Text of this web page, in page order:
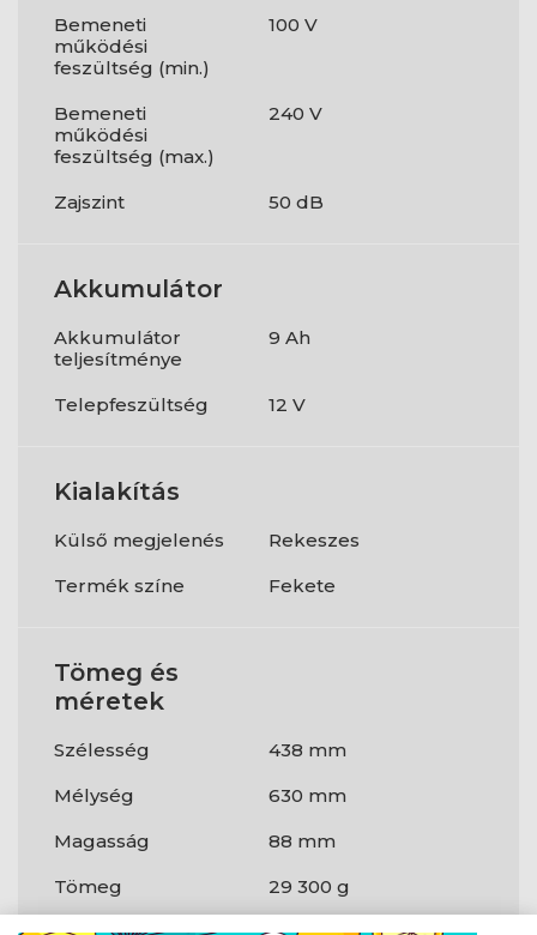
Bemeneti
működési
feszültség (min.)
100 V
Bemeneti
működési
feszültség (max.)
240 V
Zajszint 50 dB
Akkumulátor
Akkumulátor
teljesítménye
9 Ah
Telepfeszültség 12 V
Kialakítás
Külső megjelenés
Rekeszes
Termék színe
Fekete
Tömeg és
méretek
Szélesség
438 mm
Mélység
630 mm
Magasság
88 mm
Tömeg
29 300 g